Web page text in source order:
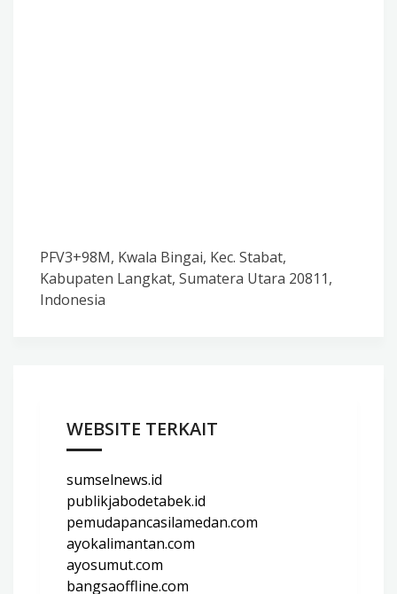
PFV3+98M, Kwala Bingai, Kec. Stabat,
Kabupaten Langkat, Sumatera Utara 20811,
Indonesia
WEBSITE TERKAIT
sumselnews.id
publikjabodetabek.id
pemudapancasilamedan.com
ayokalimantan.com
ayosumut.com
bangsaoffline.com